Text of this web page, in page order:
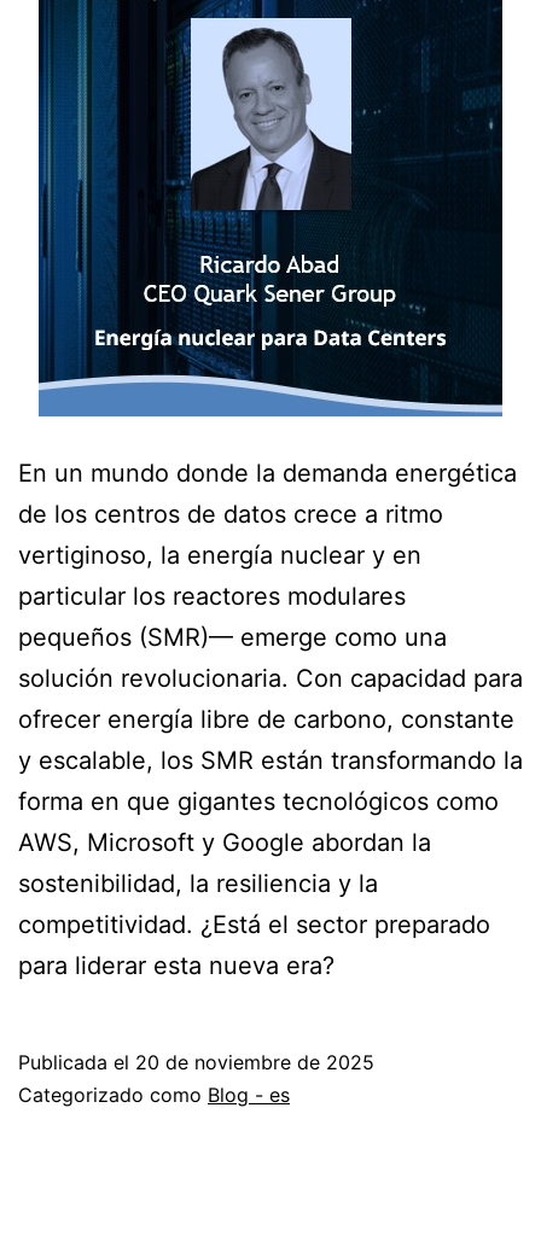
En un mundo donde la demanda energética
de los centros de datos crece a ritmo
vertiginoso, la energía nuclear y en
particular los reactores modulares
pequeños (SMR)— emerge como una
solución revolucionaria. Con capacidad para
ofrecer energía libre de carbono, constante
y escalable, los SMR están transformando la
forma en que gigantes tecnológicos como
AWS, Microsoft y Google abordan la
sostenibilidad, la resiliencia y la
competitividad. ¿Está el sector preparado
para liderar esta nueva era?
Publicada el 20 de noviembre de 2025
Categorizado como Blog - es